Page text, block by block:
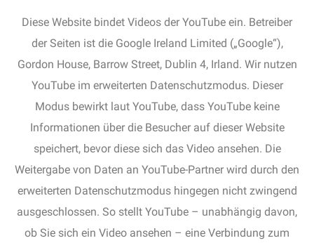
Diese Website bindet Videos der YouTube ein. Betreiber
der Seiten ist die Google Ireland Limited („Google“),
Gordon House, Barrow Street, Dublin 4, Irland. Wir nutzen
YouTube im erweiterten Datenschutzmodus. Dieser
Modus bewirkt laut YouTube, dass YouTube keine
Informationen über die Besucher auf dieser Website
speichert, bevor diese sich das Video ansehen. Die
Weitergabe von Daten an YouTube-Partner wird durch den
erweiterten Datenschutzmodus hingegen nicht zwingend
ausgeschlossen. So stellt YouTube – unabhängig davon,
ob Sie sich ein Video ansehen – eine Verbindung zum